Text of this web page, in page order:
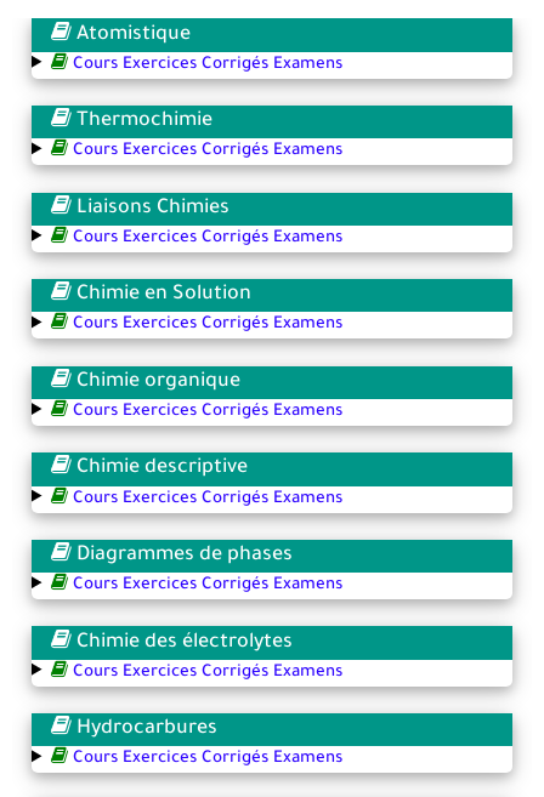
Atomistique
Cours Exercices Corrigés Examens
Thermochimie
Cours Exercices Corrigés Examens
Liaisons Chimies
Cours Exercices Corrigés Examens
Chimie en Solution
Cours Exercices Corrigés Examens
Chimie organique
Cours Exercices Corrigés Examens
Chimie descriptive
Cours Exercices Corrigés Examens
Diagrammes de phases
Cours Exercices Corrigés Examens
Chimie des électrolytes
Cours Exercices Corrigés Examens
Hydrocarbures
Cours Exercices Corrigés Examens